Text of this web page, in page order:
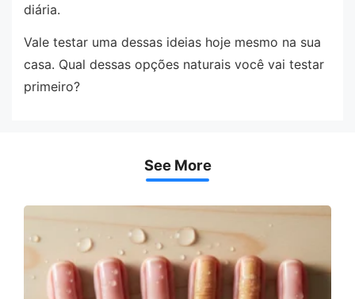
diária.
Vale testar uma dessas ideias hoje mesmo na sua
casa. Qual dessas opções naturais você vai testar
primeiro?
See More